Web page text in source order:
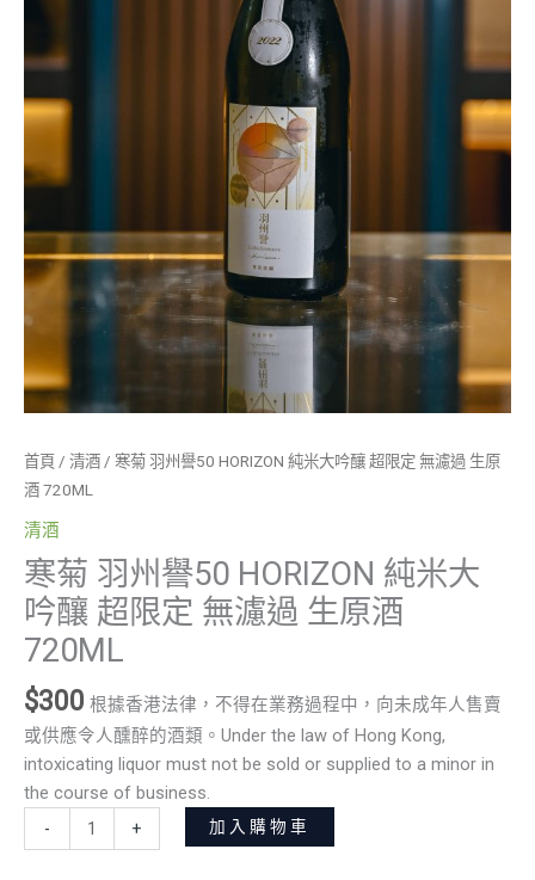
首頁 / 清酒 / 寒菊 羽州譽50 HORIZON 純米大吟釀 超限定 無濾過 生原
酒 720ML
清酒
寒菊 羽州譽50 HORIZON 純米大
吟釀 超限定 無濾過 生原酒
720ML
$300 根據香港法律，不得在業務過程中，向未成年人售賣
或供應令人醺醉的酒類。Under the law of Hong Kong,
intoxicating liquor must not be sold or supplied to a minor in
the course of business.
-
限
定
無
過
原
酒
數
+ 加入購物車
數